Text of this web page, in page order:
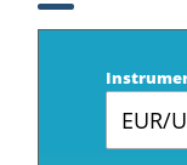
EUR/